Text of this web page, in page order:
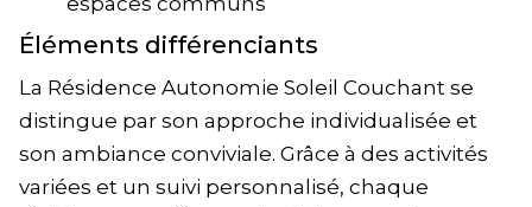
Éléments différenciants
La Résidence Autonomie Soleil Couchant se
distingue par son approche individualisée et
son ambiance conviviale. Grâce à des activités
variées et un suivi personnalisé, chaque